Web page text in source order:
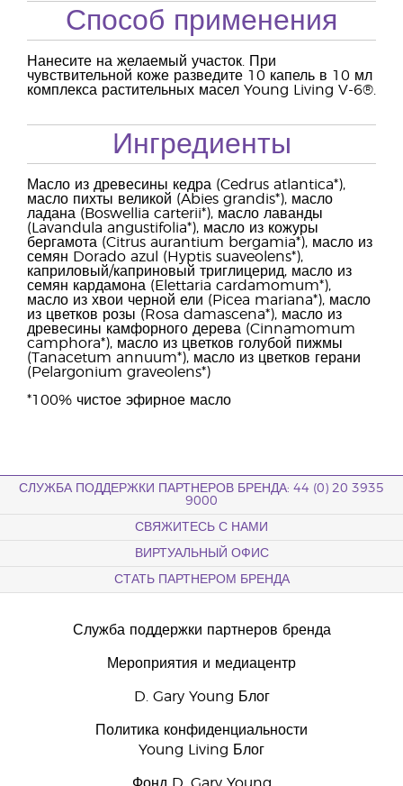
Способ применения
Нанесите на желаемый участок. При
чувствительной коже разведите 10 капель в 10 мл
комплекса растительных масел Young Living V-6®.
Ингредиенты
Масло из древесины кедра (Cedrus atlantica*),
масло пихты великой (Abies grandis*), масло
ладана (Boswellia carterii*), масло лаванды
(Lavandula angustifolia*), масло из кожуры
бергамота (Citrus aurantium bergamia*), масло из
семян Dorado azul (Hyptis suaveolens*),
каприловый/каприновый триглицерид, масло из
семян кардамона (Elettaria cardamomum*),
масло из хвои черной ели (Picea mariana*), масло
из цветков розы (Rosa damascena*), масло из
древесины камфорного дерева (Cinnamomum
camphora*), масло из цветков голубой пижмы
(Tanacetum annuum*), масло из цветков герани
(Pelargonium graveolens*)
*100% чистое эфирное масло
СЛУЖБА ПОДДЕРЖКИ ПАРТНЕРОВ БРЕНДА: 44 (0) 20 3935
9000
СВЯЖИТЕСЬ С НАМИ
ВИРТУАЛЬНЫЙ ОФИС
СТАТЬ ПАРТНЕРОМ БРЕНДА
Служба поддержки партнеров бренда
Мероприятия и медиацентр
D. Gary Young Блог
Политика конфиденциальности
Young Living Блог